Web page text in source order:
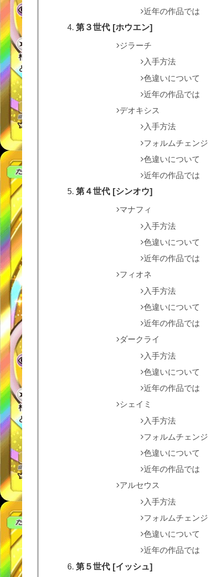
近年の作品では
第３世代 [ホウエン]
ジラーチ
入手方法
色違いについて
近年の作品では
デオキシス
入手方法
フォルムチェンジ
色違いについて
近年の作品では
第４世代 [シンオウ]
マナフィ
入手方法
色違いについて
近年の作品では
フィオネ
入手方法
色違いについて
近年の作品では
ダークライ
入手方法
色違いについて
近年の作品では
シェイミ
入手方法
フォルムチェンジ
色違いについて
近年の作品では
アルセウス
入手方法
フォルムチェンジ
色違いについて
近年の作品では
第５世代 [イッシュ]